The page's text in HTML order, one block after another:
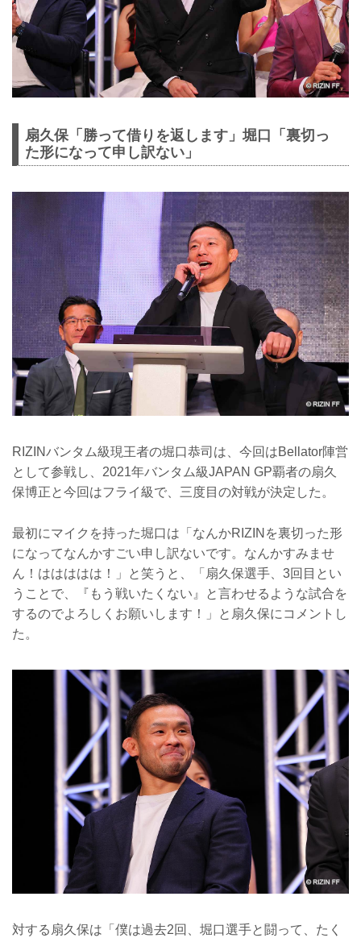
扇久保「勝って借りを返します」堀口「裏切っ
た形になって申し訳ない」
RIZINバンタム級現王者の堀口恭司は、今回はBellator陣営
として参戦し、2021年バンタム級JAPAN GP覇者の扇久
保博正と今回はフライ級で、三度目の対戦が決定した。
最初にマイクを持った堀口は「なんかRIZINを裏切った形
になってなんかすごい申し訳ないです。なんかすみませ
ん！ははははは！」と笑うと、「扇久保選手、3回目とい
うことで、『もう戦いたくない』と言わせるような試合を
するのでよろしくお願いします！」と扇久保にコメントし
た。
対する扇久保は「僕は過去2回、堀口選手と闘って、たく